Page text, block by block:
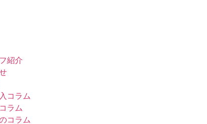
紹介
コラム
ラム
コラム